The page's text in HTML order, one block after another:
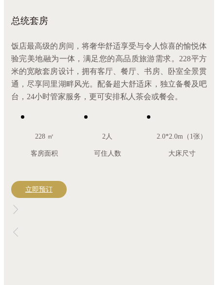
总统套房
饭店最高级的房间，将奢华舒适享受与令人惊喜的愉悦体
验完美地融为一体，满足您的高品质旅游需求。228平方
米的宽敞套房设计，拥有客厅、餐厅、书房、卧室全景贯
通，尽享同里湖畔风光。配备超大舒适床，独立备餐及吧
台，24小时管家服务，更可安排私人茶会或餐会。
228 ㎡
客房面积
2人
可住人数
2.0*2.0m（1张）
大床尺寸
立即预订